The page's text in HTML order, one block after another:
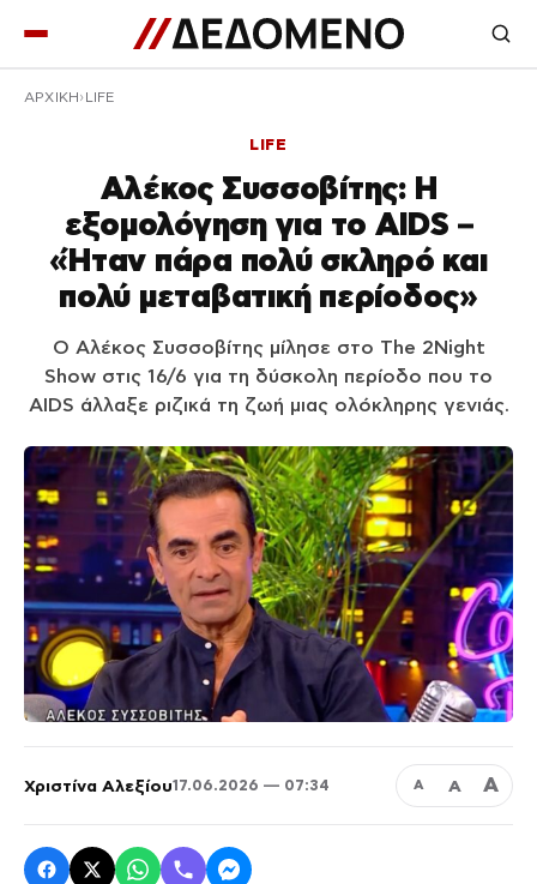
ΑΡΧΙΚΉ LIFE
LIFE
Αλέκος Συσσοβίτης: Η
εξομολόγηση για το AIDS –
«Ήταν πάρα πολύ σκληρό και
πολύ μεταβατική περίοδος»
Ο Αλέκος Συσσοβίτης μίλησε στο The 2Night
Show στις 16/6 για τη δύσκολη περίοδο που το
AIDS άλλαξε ριζικά τη ζωή μιας ολόκληρης γενιάς.
Χριστίνα Αλεξίου17.06.2026 — 07:34 Α Α Α